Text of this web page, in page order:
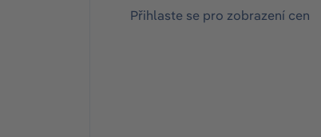
Přihlaste se pro zobrazení cen